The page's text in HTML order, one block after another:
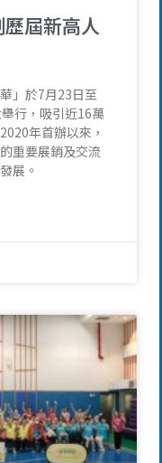
屆新高人
」於7月23日至
行，吸引近16萬
年首辦以來，
重要展銷及交流
展。